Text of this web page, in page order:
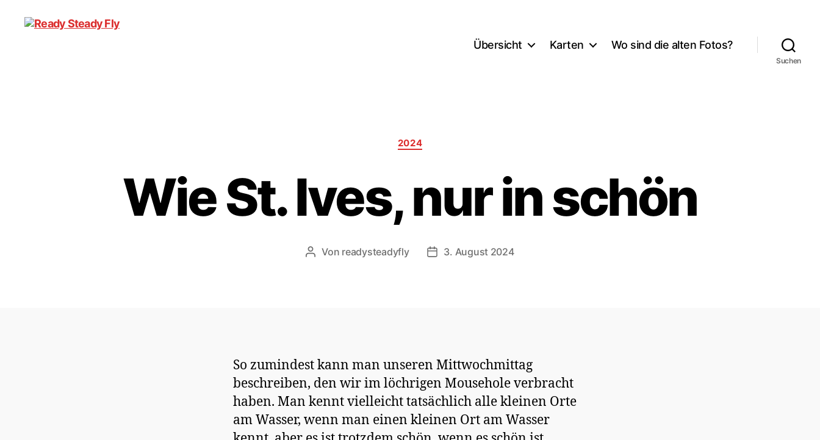
Übersicht Karten Wo sind die alten Fotos?
Suchen
Kategorien
2024
Wie St. Ives, nur in schön
Beitragsautor
Von readysteadyfly Veröffentlichungsdatum
3. August 2024
So zumindest kann man unseren Mittwochmittag
beschreiben, den wir im löchrigen Mousehole verbracht
haben. Man kennt vielleicht tatsächlich alle kleinen Orte
am Wasser, wenn man einen kleinen Ort am Wasser